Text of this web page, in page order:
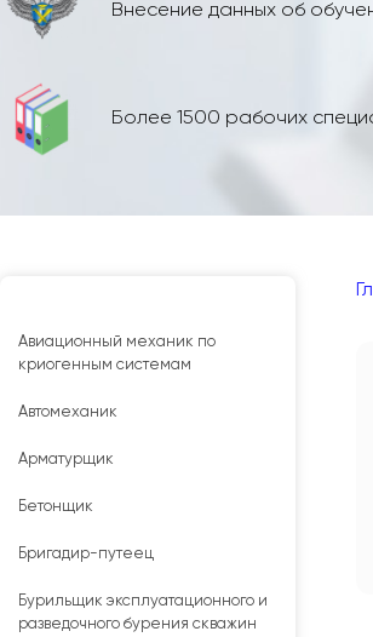
Внесение данных об
Более 1500 рабочих
Авиационный механик по
криогенным системам
Автомеханик
Арматурщик
Бетонщик
Бригадир-путеец
Бурильщик эксплуатационного и
разведочного бурения скважин